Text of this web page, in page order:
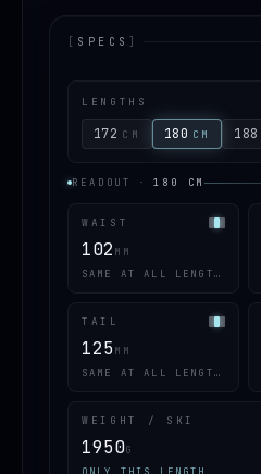
[ SPECS ]
LENGTHS
172 CM 180 CM 188
READOUT · 180 CM
WAIST
102 MM
SAME AT ALL LENGTHS
TAIL
125MM
SAME AT ALL LENGTHS
WEIGHT / SKI
1950G